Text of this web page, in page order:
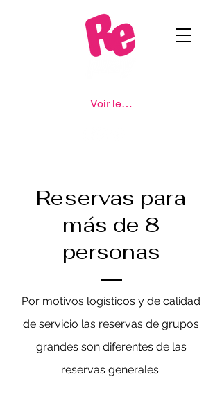
Voir les points
Reservas para
más de 8
personas
Por motivos logísticos y de calidad
de servicio las reservas de grupos
grandes son diferentes de las
reservas generales.